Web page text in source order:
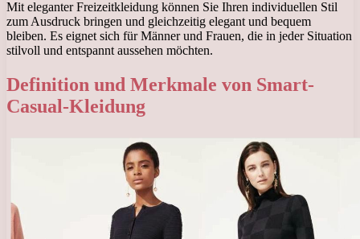
Mit eleganter Freizeitkleidung können Sie Ihren individuellen Stil
zum Ausdruck bringen und gleichzeitig elegant und bequem
bleiben. Es eignet sich für Männer und Frauen, die in jeder Situation
stilvoll und entspannt aussehen möchten.
Definition und Merkmale von Smart-
Casual-Kleidung